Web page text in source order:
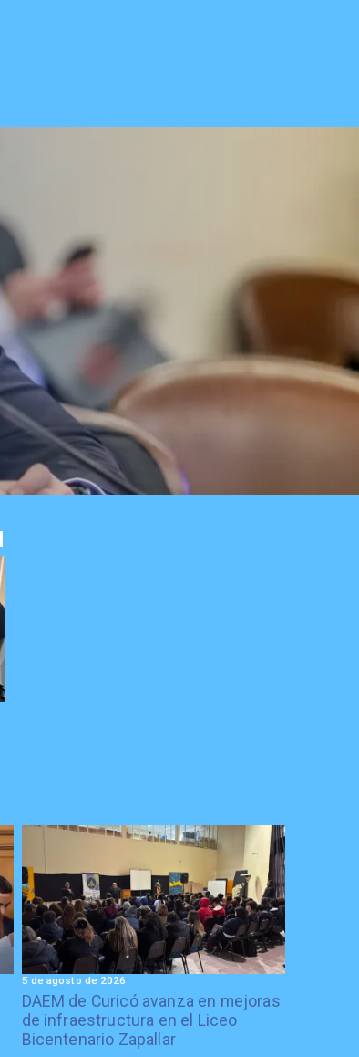
DAEM de Curicó avanza en mejoras
de infraestructura en el Liceo
Bicentenario Zapallar
5 de agosto de 2026